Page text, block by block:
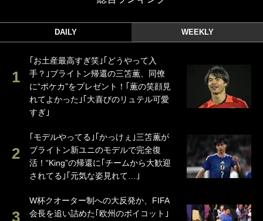
DAILY WEEKLY
｢お土産最高すぎ笑｣｢どうやって入
手？｣ブライトン帰還の三笘薫、同僚
に“ポケカ”をプレゼント！｢薫の笑顔見
れてよかった｣｢大喜びのリュテル可愛
すぎ｣
｢モデルやってる｣｢かっけぇ｣三笘薫が
ブライトン新ユニのモデルで完全復
活！“King”の帰還に｢チームから大歓迎
されてる｣｢元気な姿見れて…｣
W杯クオーター制への大反発か、FIFA
会長を追い詰めた｢欧州のボイコット｣